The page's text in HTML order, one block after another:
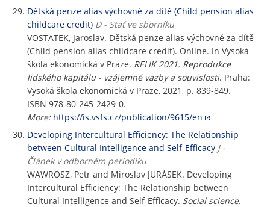
Dětská penze alias výchovné za dítě (Child pension alias
childcare credit) D - Stať ve sborníku
VOSTATEK, Jaroslav. Dětská penze alias výchovné za dítě
(Child pension alias childcare credit). Online. In Vysoká
škola ekonomická v Praze. RELIK 2021. Reprodukce
lidského kapitálu - vzájemné vazby a souvislosti. Praha:
Vysoká škola ekonomická v Praze, 2021, p. 839-849.
ISBN 978-80-245-2429-0.
More: https://is.vsfs.cz/publication/9615/en
Developing Intercultural Efficiency: The Relationship
between Cultural Intelligence and Self-Efficacy J -
Článek v odborném periodiku
WAWROSZ, Petr and Miroslav JURÁSEK. Developing
Intercultural Efficiency: The Relationship between
Cultural Intelligence and Self-Efficacy. Social science.